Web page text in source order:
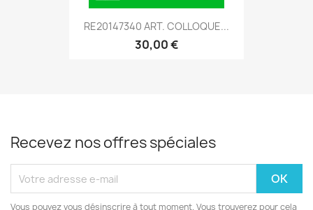
RE20147340 ART. COLLOQUE...
30,00 €
Recevez nos offres spéciales
Vous pouvez vous désinscrire à tout moment. Vous trouverez pour cela